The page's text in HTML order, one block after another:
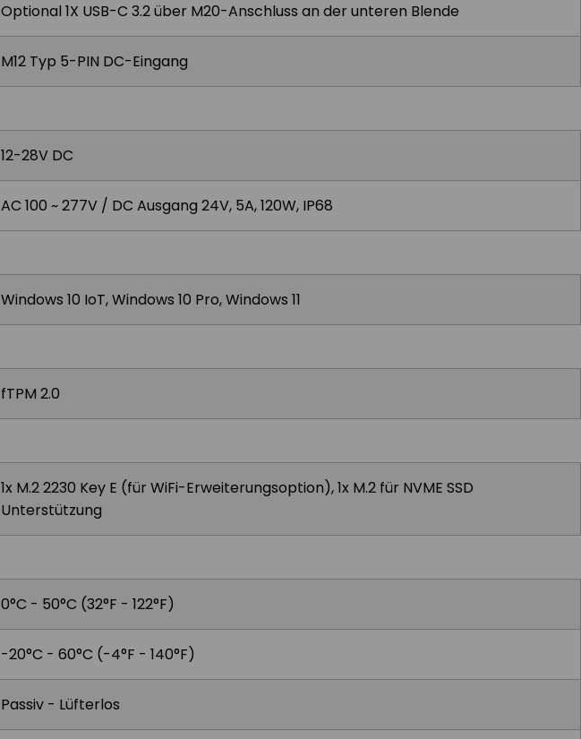
Optional 1X USB-C 3.2 über M20-Anschluss an der unteren Blende
M12 Typ 5-PIN DC-Eingang
12-28V DC
AC 100 ~ 277V / DC Ausgang 24V, 5A, 120W, IP68
Windows 10 IoT, Windows 10 Pro, Windows 11
fTPM 2.0
1x M.2 2230 Key E (für WiFi-Erweiterungsoption), 1x M.2 für NVME SSD
Unterstützung
0°C - 50°C (32°F - 122°F)
-20°C - 60°C (-4°F - 140°F)
Passiv - Lüfterlos